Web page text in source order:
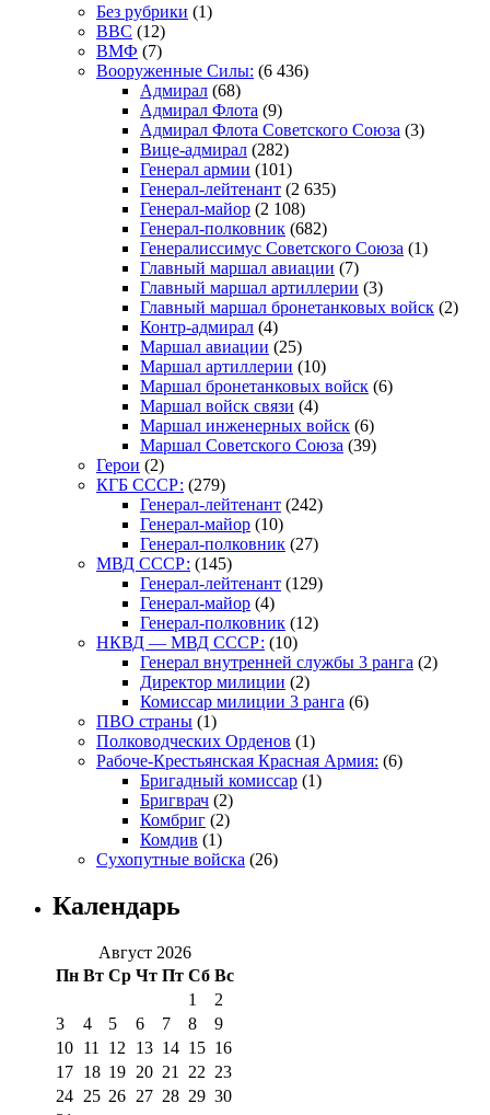
Без рубрики (1)
ВВС (12)
ВМФ (7)
Вооруженные Силы: (6 436)
Адмирал (68)
Адмирал Флота (9)
Адмирал Флота Советского Союза (3)
Вице-адмирал (282)
Генерал армии (101)
Генерал-лейтенант (2 635)
Генерал-майор (2 108)
Генерал-полковник (682)
Генералиссимус Советского Союза (1)
Главный маршал авиации (7)
Главный маршал артиллерии (3)
Главный маршал бронетанковых войск (2)
Контр-адмирал (4)
Маршал авиации (25)
Маршал артиллерии (10)
Маршал бронетанковых войск (6)
Маршал войск связи (4)
Маршал инженерных войск (6)
Маршал Советского Союза (39)
Герои (2)
КГБ СССР: (279)
Генерал-лейтенант (242)
Генерал-майор (10)
Генерал-полковник (27)
МВД СССР: (145)
Генерал-лейтенант (129)
Генерал-майор (4)
Генерал-полковник (12)
НКВД — МВД СССР: (10)
Генерал внутренней службы 3 ранга (2)
Директор милиции (2)
Комиссар милиции 3 ранга (6)
ПВО страны (1)
Полководческих Орденов (1)
Рабоче-Крестьянская Красная Армия: (6)
Бригадный комиссар (1)
Бригврач (2)
Комбриг (2)
Комдив (1)
Сухопутные войска (26)
Календарь
Август 2026
Пн Вт Ср Чт Пт Сб Вс
1
2
3
4 5 6 7 8
9
10 11 12 13 14 15 16
17 18 19 20 21 22 23
24 25 26 27 28 29 30